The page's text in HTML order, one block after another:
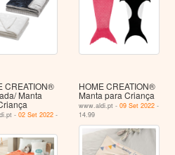
CREATION®
Manta
- 02 Set 2022-
HOME CREATION®
Manta para Criança
www.aldi.pt -09 Set 2022 -
14.99